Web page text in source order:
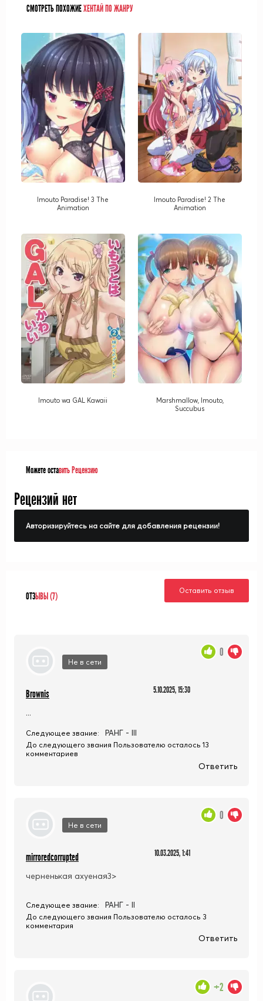
СМОТРЕТЬ ПОХОЖИЕХЕНТАЙ ПО ЖАНРУ
Imouto Paradise! 3 The
Animation
Imouto Paradise! 2 The
Animation
Imouto wa GAL Kawaii
Marshmallow, Imouto,
Succubus
Можете оставить Рецензию
Рецензий нет
Авторизируйтесь на сайте для добавления рецензии!
ОТЗЫВЫ (7)
Оставить отзыв
Не в сети
Brownis 5.10.2025, 15:30
...
0
Следующее звание: РАНГ - III
До следующего звания Пользователю осталось 13
комментариев
Ответить
Не в сети
mirroredcorrupted 10.03.2025, 1:41
черненькая ахуеная3>
0
Следующее звание: РАНГ - II
До следующего звания Пользователю осталось 3
комментария
Ответить
+2